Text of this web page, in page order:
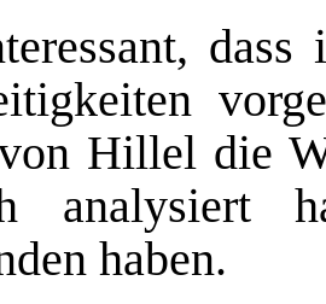
dass
Hillel die
analysiert
haben.